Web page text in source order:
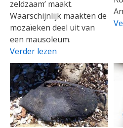
zeldzaam’ maakt.
Waarschijnlijk maakten de
mozaïeken deel uit van
een mausoleum.
Verder lezen